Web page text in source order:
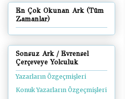
En Çok Okunan Ark (Tüm
Zamanlar)
Sonsuz Ark / Evrensel
Çerçeveye Yolculuk
Yazarların Özgeçmişleri
Konuk Yazarların Özgeçmişleri